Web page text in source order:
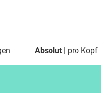
Absolut pro Kopf